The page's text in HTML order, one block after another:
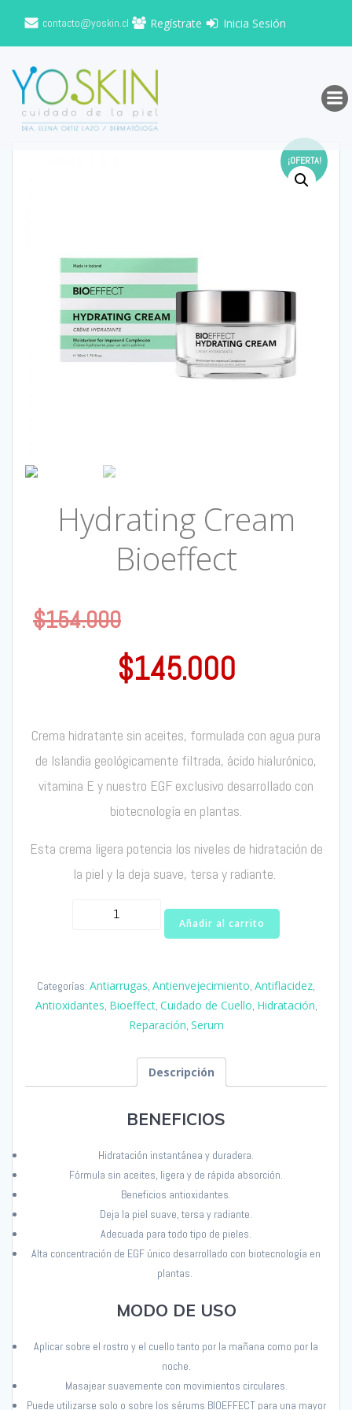
al
contacto@yoskin.cl Regístrate Inicia Sesión
¡OFERTA!
Hydrating Cream
Bioeffect
$154.000
$145.000
Crema hidratante sin aceites, formulada con agua pura
de Islandia geológicamente filtrada, ácido hialurónico,
vitamina E y nuestro EGF exclusivo desarrollado con
biotecnología en plantas.
Esta crema ligera potencia los niveles de hidratación de
la piel y la deja suave, tersa y radiante.
Hydrating
Añadir al carrito
Categorías: Antiarrugas, Antienvejecimiento, Antiflacidez,
Antioxidantes, Bioeffect, Cuidado de Cuello, Hidratación,
Reparación, Serum
Descripción
BENEFICIOS
Hidratación instantánea y duradera.
Fórmula sin aceites, ligera y de rápida absorción.
Beneficios antioxidantes.
Deja la piel suave, tersa y radiante.
Adecuada para todo tipo de pieles.
Alta concentración de EGF único desarrollado con biotecnología en
plantas.
MODO DE USO
Aplicar sobre el rostro y el cuello tanto por la mañana como por la
noche.
Masajear suavemente con movimientos circulares.
Puede utilizarse solo o sobre los sérums BIOEFFECT para una mayor